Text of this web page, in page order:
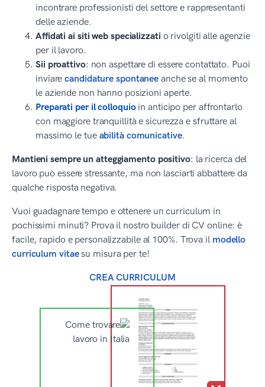
incontrare professionisti del settore e rappresentanti
delle aziende.
Affidati ai siti web specializzati o rivolgiti alle agenzie
per il lavoro.
Sii proattivo: non aspettare di essere contattato. Puoi
inviarecandidature spontanee anche se al momento
le aziende non hanno posizioni aperte.
Preparati per il colloquioin anticipo per affrontarlo
con maggiore tranquillità e sicurezza e sfruttare al
massimo le tue abilità comunicative.
Mantieni sempre un atteggiamento positivo: la ricerca del
lavoro può essere stressante, ma non lasciarti abbattere da
qualche risposta negativa.
Vuoi guadagnare tempo e ottenere un curriculum in
pochissimi minuti? Prova il nostro builder di CV online: è
facile, rapido e personalizzabile al 100%. Trova il modello
curriculum vitaesu misura per te!
CREA CURRICULUM